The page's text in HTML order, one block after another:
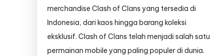
merchandise Clash of Clans yang tersedia di
Indonesia, dari kaos hingga barang koleksi
eksklusif. Clash of Clans telah menjadi salah satu
permainan mobile yang paling populer di dunia.